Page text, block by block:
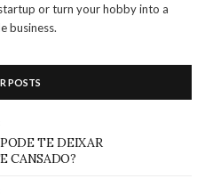
or turn your hobby into a
business.
POSTS
TE DEIXAR
CANSADO?